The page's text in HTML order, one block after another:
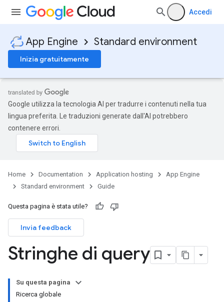
Accedi
App Engine Standard environment
Inizia gratuitamente
Google utilizza la tecnologia AI per tradurre i contenuti nella tua
lingua preferita. Le traduzioni generate dall'AI potrebbero
contenere errori.
Home Documentation Application hosting
App Engine
Standard environment
Guide
Questa pagina è stata utile?
Invia feedback
Stringhe di query
Su questa pagina
Ricerca globale